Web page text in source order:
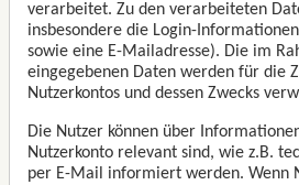
verarbeitet. Zu den verarbeiteten
insbesondere die Login-
sowie eine E-Mailadresse). Die im
eingegebenen Daten werden für die
Nutzerkontos und dessen Zwecks
Die Nutzer können über
Nutzerkonto relevant sind, wie z.B.
per E-Mail informiert werden. Wenn